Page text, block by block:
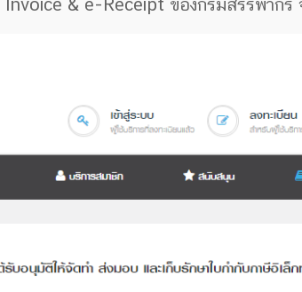
& e-Receipt ของกรมสรรพากร